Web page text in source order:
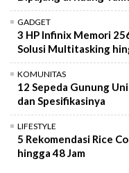
GADGET
3 HP Infinix Memori
Solusi Multitasking
KOMUNITAS
12 Sepeda Gunung
dan Spesifikasinya
LIFESTYLE
5 Rekomendasi Rice
hingga 48 Jam